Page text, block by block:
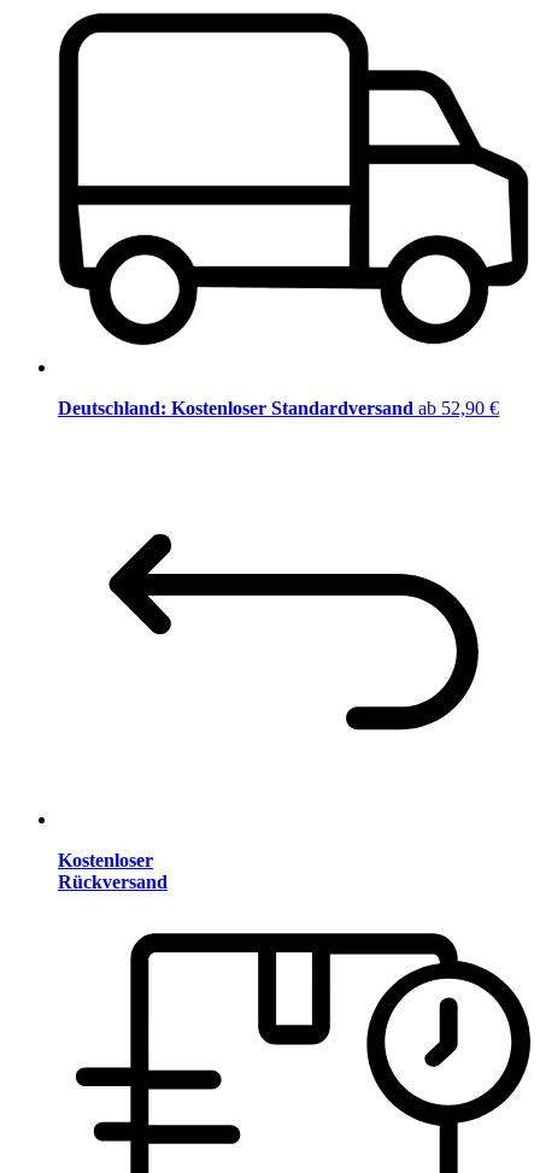
Deutschland: Kostenloser Standardversand ab 52,90 €
Kostenloser
Rückversand